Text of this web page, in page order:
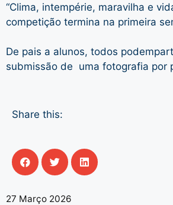
“Clima, intempérie, maravilha e
competição termina na primeira
De pais a alunos, todos
submissão de uma fotografia por
Share this:
27 Março 2026